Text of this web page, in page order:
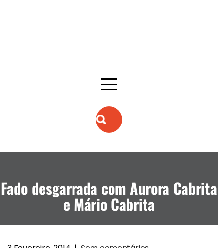
Fado desgarrada com Aurora Cabrita
e Mário Cabrita